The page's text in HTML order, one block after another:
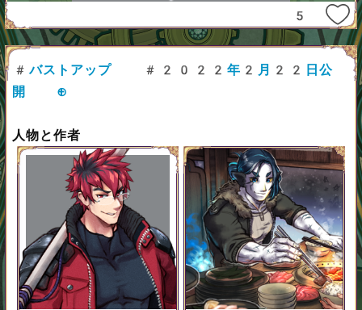
5
#バストアップ
#2022年2月22日公
開
⊕
人物と作者